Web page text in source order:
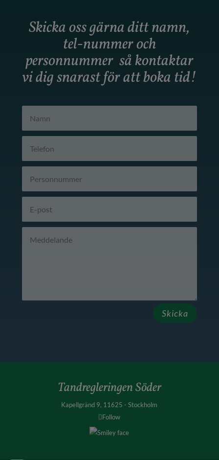
Skicka oss gärna ditt namn,
tel-nummer och
personnummer så kontaktar
vi dig snarast för att boka tid!
Skicka
Tandregleringen Söder
Kapellgränd 9, 11625 - Stockholm
Follow